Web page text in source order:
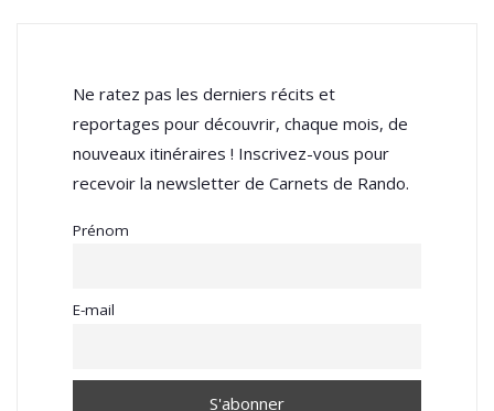
Ne ratez pas les derniers récits et
reportages pour découvrir, chaque mois, de
nouveaux itinéraires ! Inscrivez-vous pour
recevoir la newsletter de Carnets de Rando.
Prénom
E-mail